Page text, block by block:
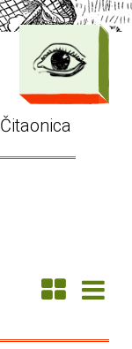
Čitaonica